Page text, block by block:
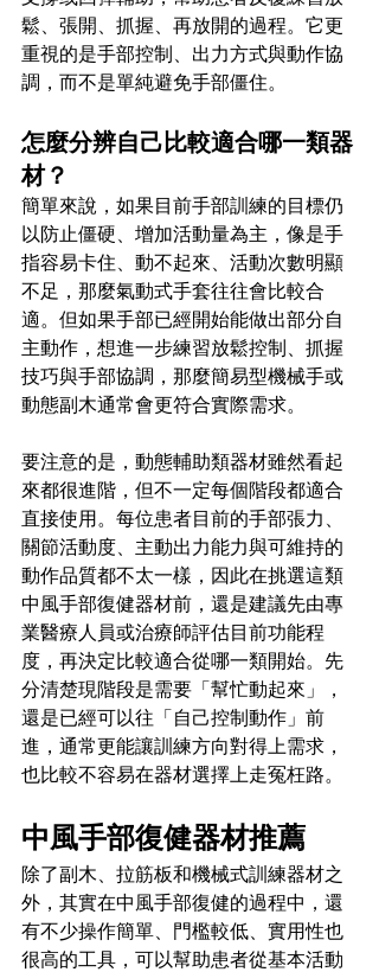
鬆、張開、抓握、再放開的過程。它更
重視的是手部控制、出力方式與動作協
調，而不是單純避免手部僵住。
怎麼分辨自己比較適合哪一類器
材？
簡單來說，如果目前手部訓練的目標仍
以防止僵硬、增加活動量為主，像是手
指容易卡住、動不起來、活動次數明顯
不足，那麼氣動式手套往往會比較合
適。但如果手部已經開始能做出部分自
主動作，想進一步練習放鬆控制、抓握
技巧與手部協調，那麼簡易型機械手或
動態副木通常會更符合實際需求。
要注意的是，動態輔助類器材雖然看起
來都很進階，但不一定每個階段都適合
直接使用。每位患者目前的手部張力、
關節活動度、主動出力能力與可維持的
動作品質都不太一樣，因此在挑選這類
中風手部復健器材前，還是建議先由專
業醫療人員或治療師評估目前功能程
度，再決定比較適合從哪一類開始。先
分清楚現階段是需要「幫忙動起來」，
還是已經可以往「自己控制動作」前
進，通常更能讓訓練方向對得上需求，
也比較不容易在器材選擇上走冤枉路。
中風手部復健器材推薦
除了副木、拉筋板和機械式訓練器材之
外，其實在中風手部復健的過程中，還
有不少操作簡單、門檻較低、實用性也
很高的工具，可以幫助患者從基本活動